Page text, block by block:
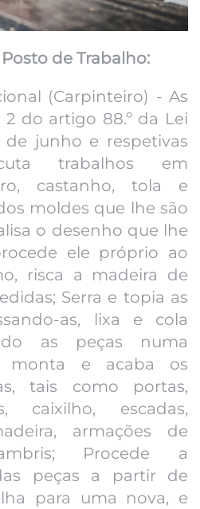
de Trabalho:
(Carpinteiro) - As
2 do artigo 88.º da Lei
de junho e respetivas
trabalhos em
castanho, tola e
moldes que lhe são
o desenho que lhe
ele próprio ao
risca a madeira de
Serra e topia as
as, lixa e cola
as peças numa
monta e acaba os
tais como portas,
caixilho, escadas,
armações de
Procede a
peças a partir de
para uma nova, e